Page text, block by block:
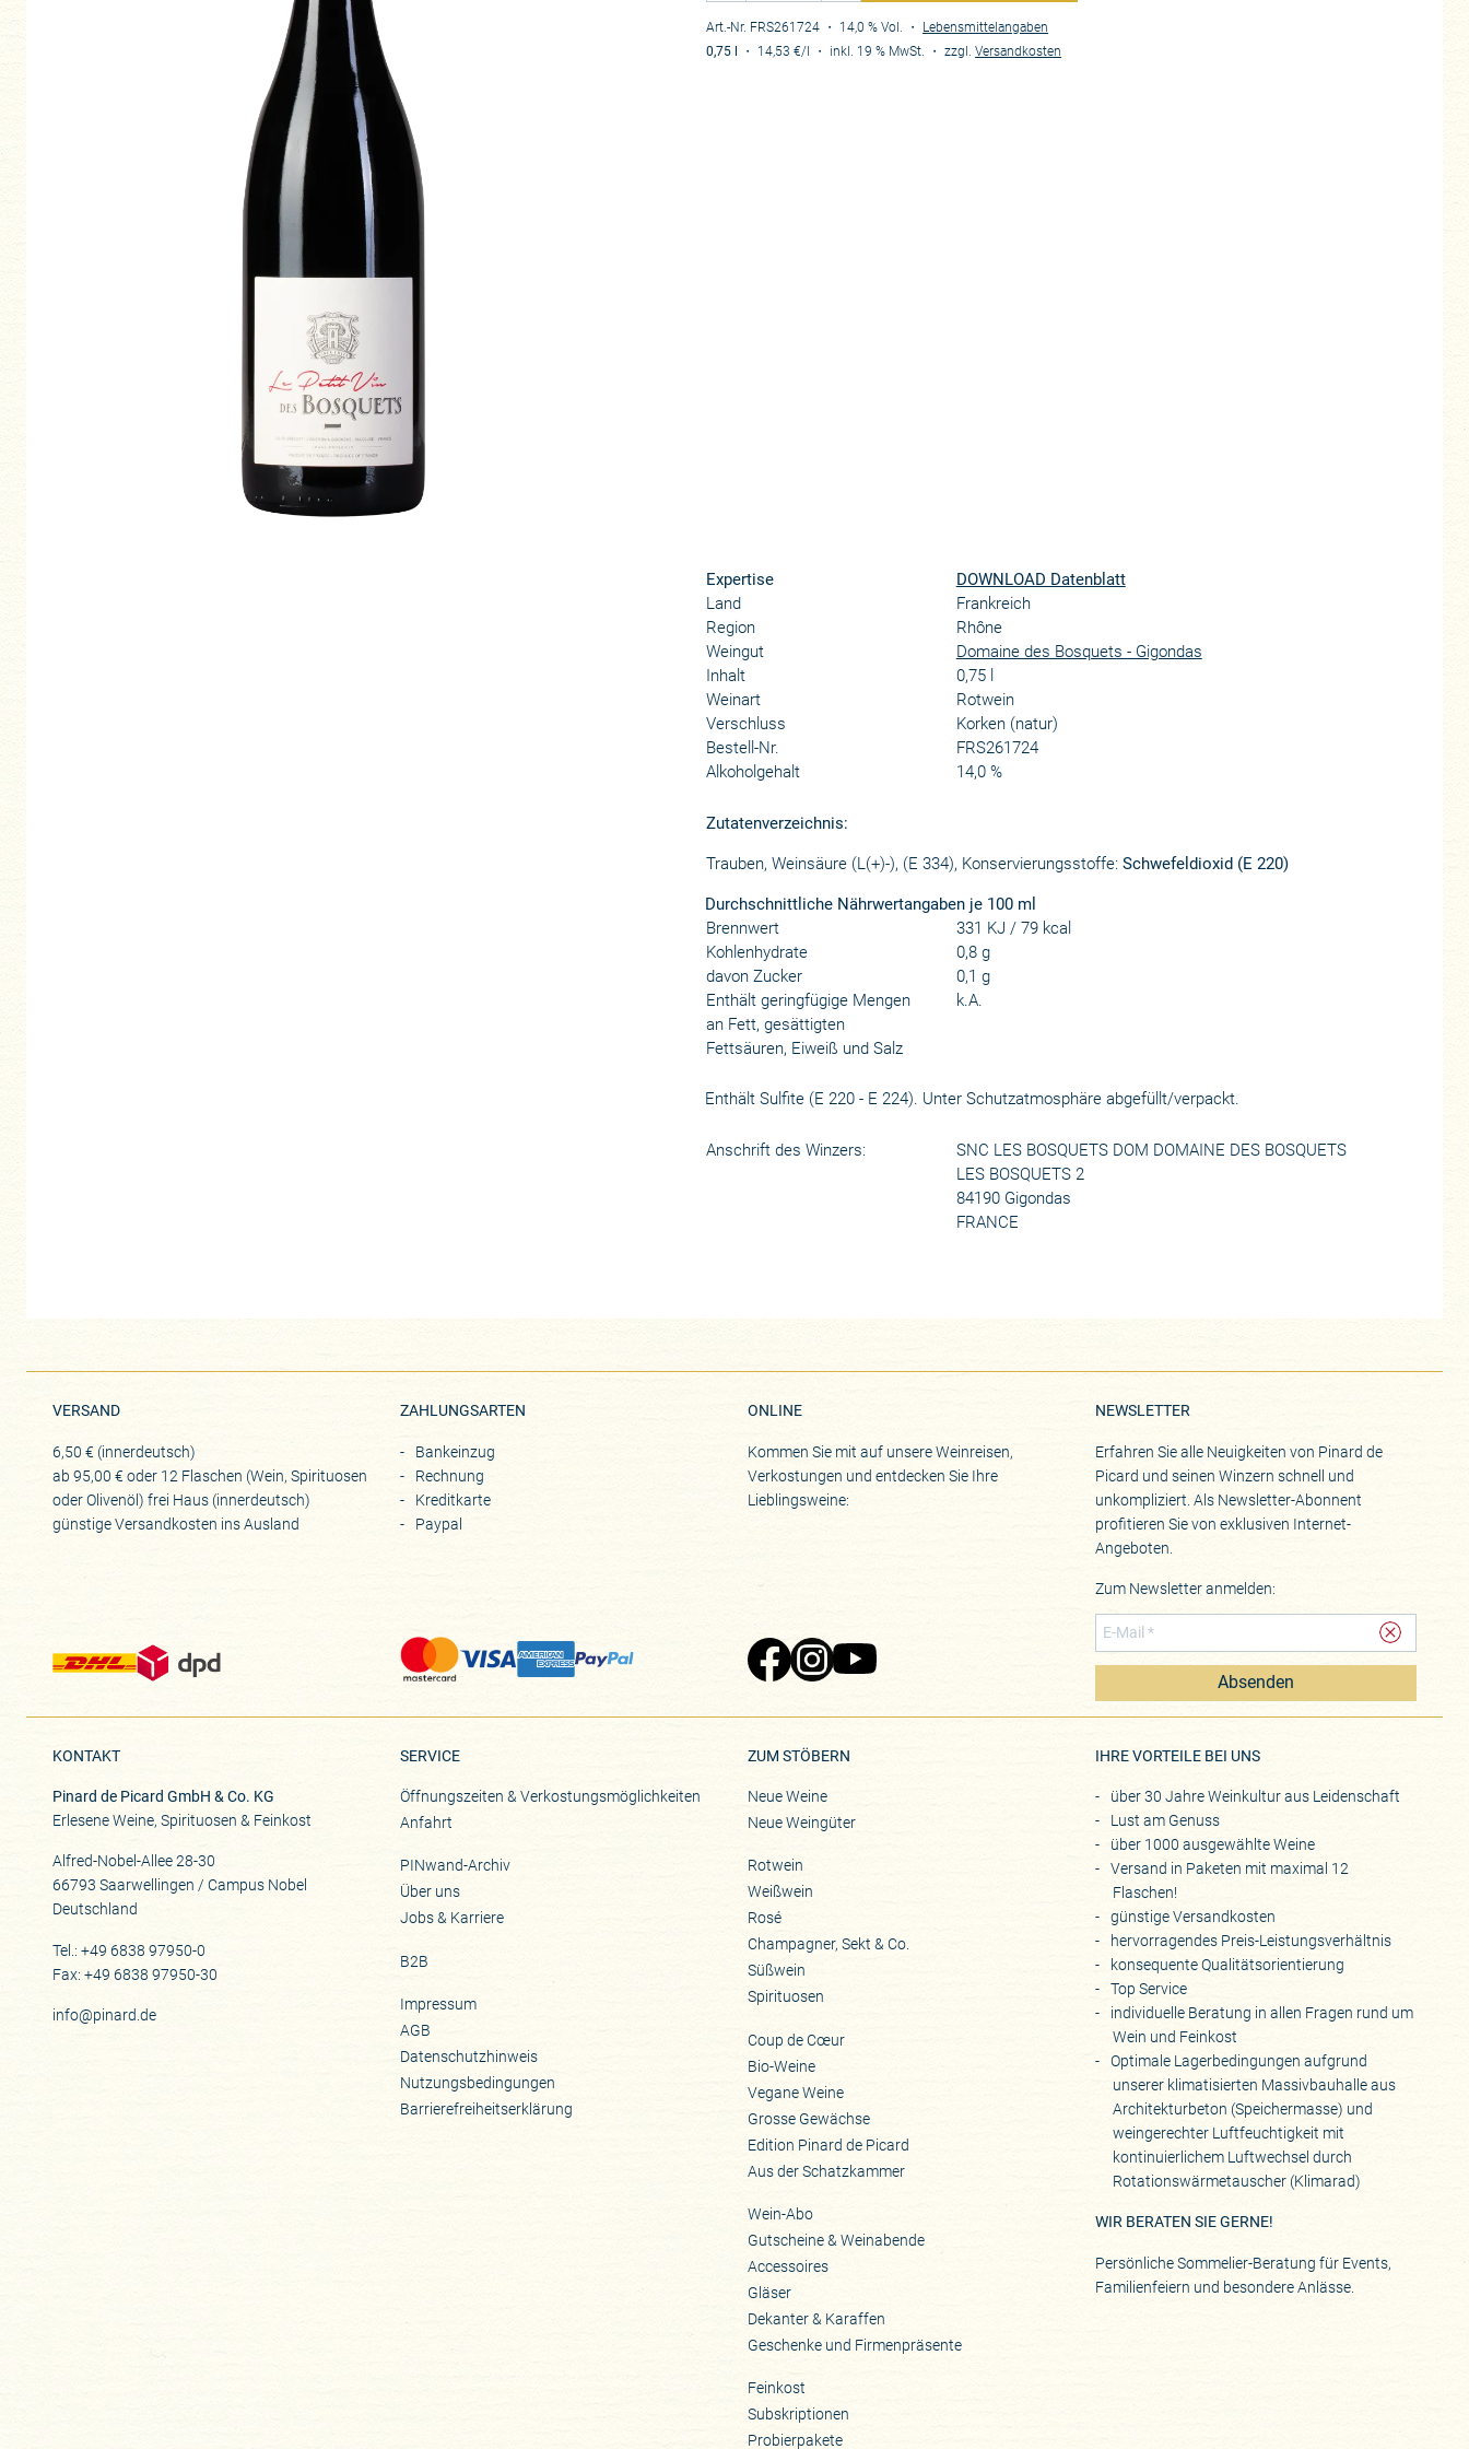
Art.-Nr. FRS261724 ・ 14,0 % Vol. ・ Lebensmittelangaben
0,75 l ・ 14,53 €/l ・ inkl. 19 % MwSt. ・zzgl.Versandkosten
Expertise
DOWNLOAD Datenblatt
Land
Frankreich
Region
Rhône
Weingut
Domaine des Bosquets - Gigondas
Inhalt
0,75 l
Weinart
Rotwein
Verschluss
Korken (natur)
Bestell-Nr.
FRS261724
Alkoholgehalt
14,0 %
Zutatenverzeichnis:
Trauben, Weinsäure (L(+)-), (E 334), Konservierungsstoffe:Schwefeldioxid (E 220)
Durchschnittliche Nährwertangaben je 100 ml
Brennwert
331 KJ / 79 kcal
Kohlenhydrate
0,8 g
davon Zucker
0,1 g
Enthält geringfügige Mengen
an Fett, gesättigten
Fettsäuren, Eiweiß und Salz
k.A.
Enthält Sulfite (E 220 - E 224). Unter Schutzatmosphäre abgefüllt/verpackt.
Anschrift des Winzers:
SNC LES BOSQUETS DOM DOMAINE DES BOSQUETS
LES BOSQUETS 2
84190 Gigondas
FRANCE
VERSAND
6,50 € (innerdeutsch)
ab 95,00 € oder 12 Flaschen (Wein, Spirituosen
oder Olivenöl) frei Haus (innerdeutsch)
günstige Versandkosten ins Ausland
ZAHLUNGSARTEN
Bankeinzug
Rechnung
Kreditkarte
Paypal
ONLINE
Kommen Sie mit auf unsere Weinreisen,
Verkostungen und entdecken Sie Ihre
Lieblingsweine:
NEWSLETTER
Erfahren Sie alle Neuigkeiten von Pinard de
Picard und seinen Winzern schnell und
unkompliziert. Als Newsletter-Abonnent
profitieren Sie von exklusiven Internet-
Angeboten.
Zum Newsletter anmelden:
Absenden
KONTAKT
Pinard de Picard GmbH & Co. KG
Erlesene Weine, Spirituosen & Feinkost
Alfred-Nobel-Allee 28-30
66793 Saarwellingen / Campus Nobel
Deutschland
Tel.: +49 6838 97950-0
Fax: +49 6838 97950-30
info@pinard.de
SERVICE
Öffnungszeiten & Verkostungsmöglichkeiten
Anfahrt
PINwand-Archiv
Über uns
Jobs & Karriere
B2B
Impressum
AGB
Datenschutzhinweis
Nutzungsbedingungen
Barrierefreiheitserklärung
ZUM STÖBERN
Neue Weine
Neue Weingüter
Rotwein
Weißwein
Rosé
Champagner, Sekt & Co.
Süßwein
Spirituosen
Coup de Cœur
Bio-Weine
Vegane Weine
Grosse Gewächse
Edition Pinard de Picard
Aus der Schatzkammer
Wein-Abo
Gutscheine & Weinabende
Accessoires
Gläser
Dekanter & Karaffen
Geschenke und Firmenpräsente
Feinkost
Subskriptionen
Probierpakete
IHRE VORTEILE BEI UNS
über 30 Jahre Weinkultur aus Leidenschaft
Lust am Genuss
über 1000 ausgewählte Weine
Versand in Paketen mit maximal 12
Flaschen!
günstige Versandkosten
hervorragendes Preis-Leistungsverhältnis
konsequente Qualitätsorientierung
Top Service
individuelle Beratung in allen Fragen rund um
Wein und Feinkost
Optimale Lagerbedingungen aufgrund
unserer klimatisierten Massivbauhalle aus
Architekturbeton (Speichermasse) und
weingerechter Luftfeuchtigkeit mit
kontinuierlichem Luftwechsel durch
Rotationswärmetauscher (Klimarad)
WIR BERATEN SIE GERNE!
Persönliche Sommelier-Beratung für Events,
Familienfeiern und besondere Anlässe.